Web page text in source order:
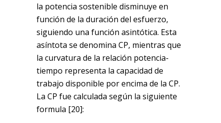
la potencia sostenible disminuye en
función de la duración del esfuerzo,
siguiendo una función asintótica. Esta
asíntota se denomina CP, mientras que
la curvatura de la relación potencia-
tiempo representa la capacidad de
trabajo disponible por encima de la CP.
La CP fue calculada según la siguiente
formula [20]: